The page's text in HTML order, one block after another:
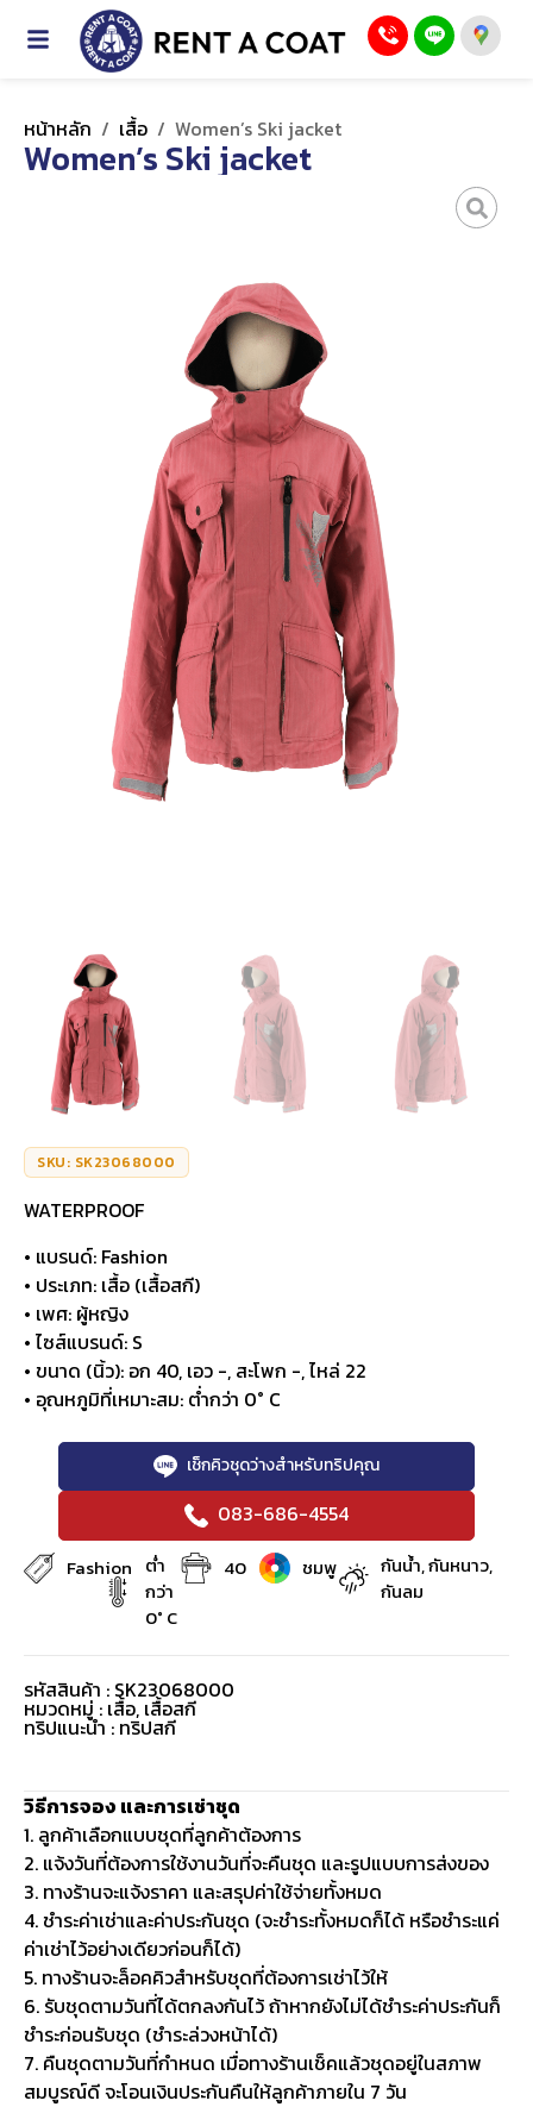
หน้าหลัก / เสื้อ / Women’s Ski jacket
Women’s Ski jacket
SKU: SK23068000
WATERPROOF
• แบรนด์: Fashion
• ประเภท: เสื้อ (เสื้อสกี)
• เพศ: ผู้หญิง
• ไซส์แบรนด์: S
• ขนาด (นิ้ว): อก 40, เอว -, สะโพก -, ไหล่ 22
• อุณหภูมิที่เหมาะสม: ต่ำกว่า 0° C
เช็กคิวชุดว่างสำหรับทริปคุณ
083-686-4554
Fashion ต่ำ
กว่า
0° C
40 ชมพู
กันน้ำ, กันหนาว,
กันลม
รหัสสินค้า : SK23068000
หมวดหมู่ : เสื้อ, เสื้อสกี
ทริปแนะนำ : ทริปสกี
วิธีการจอง และการเช่าชุด
1. ลูกค้าเลือกแบบชุดที่ลูกค้าต้องการ
2. แจ้งวันที่ต้องการใช้งานวันที่จะคืนชุด และรูปแบบการส่งของ
3. ทางร้านจะแจ้งราคา และสรุปค่าใช้จ่ายทั้งหมด
4. ชำระค่าเช่าและค่าประกันชุด (จะชำระทั้งหมดก็ได้ หรือชำระแค่
ค่าเช่าไว้อย่างเดียวก่อนก็ได้)
5. ทางร้านจะล็อคคิวสำหรับชุดที่ต้องการเช่าไว้ให้
6. รับชุดตามวันที่ได้ตกลงกันไว้ ถ้าหากยังไม่ได้ชำระค่าประกันก็
ชำระก่อนรับชุด (ชำระล่วงหน้าได้)
7. คืนชุดตามวันที่กำหนด เมื่อทางร้านเช็คแล้วชุดอยู่ในสภาพ
สมบูรณ์ดี จะโอนเงินประกันคืนให้ลูกค้าภายใน 7 วัน